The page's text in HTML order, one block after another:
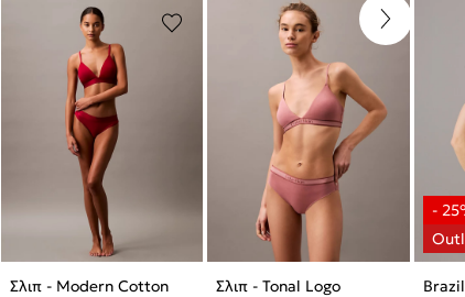
Σλιπ - Modern Cotton
Σλιπ - Tonal Logo